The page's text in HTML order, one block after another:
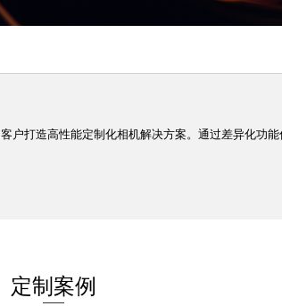
打造高性能定制化相机解决方案。通过差异化功
定制案例